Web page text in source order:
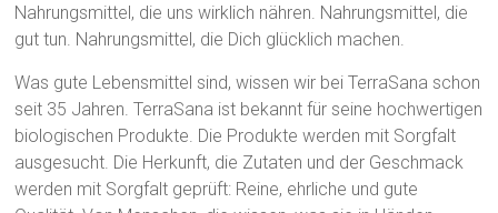
Nahrungsmittel, die uns wirklich nähren. Nahrungsmittel, die
gut tun. Nahrungsmittel, die Dich glücklich machen.
Was gute Lebensmittel sind, wissen wir bei TerraSana schon
seit 35 Jahren. TerraSana ist bekannt für seine hochwertigen
biologischen Produkte. Die Produkte werden mit Sorgfalt
ausgesucht. Die Herkunft, die Zutaten und der Geschmack
werden mit Sorgfalt geprüft: Reine, ehrliche und gute